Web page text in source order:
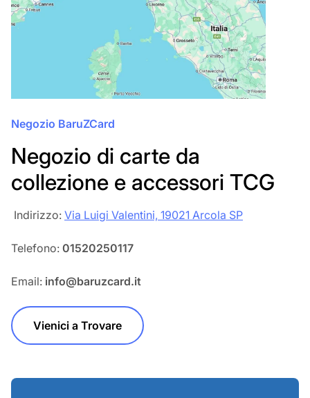
Negozio BaruZCard
Negozio di carte da
collezione e accessori TCG
‎‎ Indirizzo: Via Luigi Valentini, 19021 Arcola SP
Telefono: 01520250117
Email: info@baruzcard.it
Vienici a Trovare